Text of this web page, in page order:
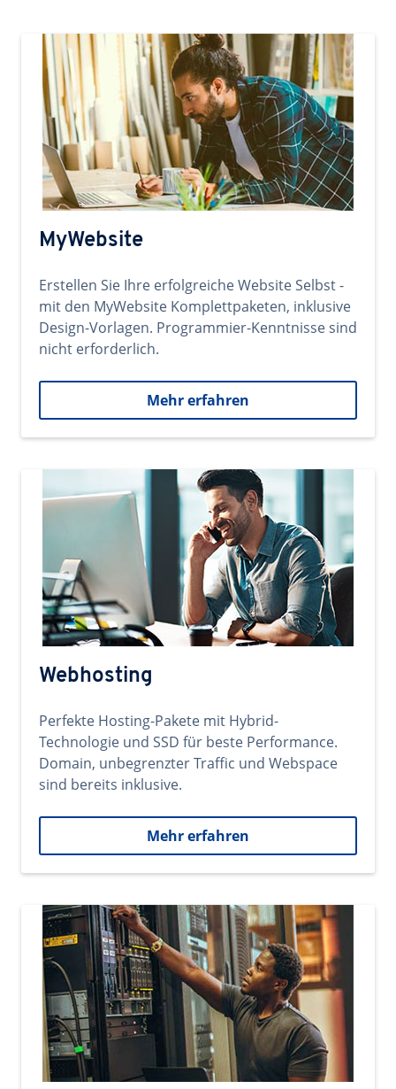
MyWebsite
Erstellen Sie Ihre erfolgreiche Website Selbst -
mit den MyWebsite Komplettpaketen, inklusive
Design-Vorlagen. Programmier-Kenntnisse sind
nicht erforderlich.
Mehr erfahren
Webhosting
Perfekte Hosting-Pakete mit Hybrid-
Technologie und SSD für beste Performance.
Domain, unbegrenzter Traffic und Webspace
sind bereits inklusive.
Mehr erfahren